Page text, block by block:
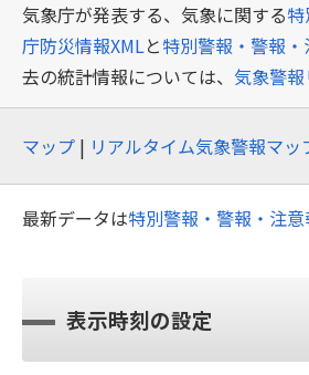
気象庁が発表する、気象に関する
庁防災情報XMLと特別警報・警報
去の統計情報については、 気象警
マップ | リアルタイム気象警報マッ
最新データは特別警報・警報・注
表示時刻の設定